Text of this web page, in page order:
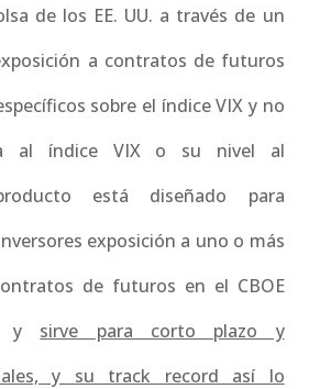
de los EE. UU. a través de un
a contratos de futuros
sobre el índice VIX y no
al índice VIX o su nivel al
está diseñado para
exposición a uno o más
de futuros en el CBOE
y sirve para corto plazo y
y su track record así lo